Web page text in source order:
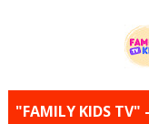
"FAMILY KIDS